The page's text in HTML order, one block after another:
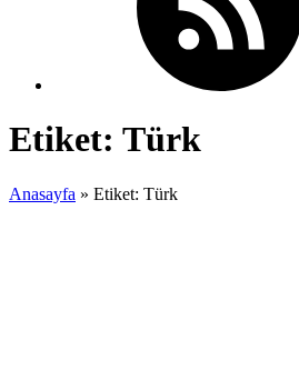
Etiket: Türk
Anasayfa » Etiket: Türk